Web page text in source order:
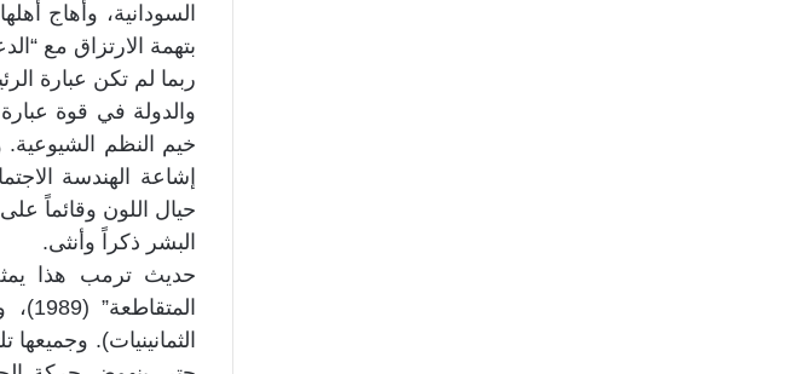
بتهمة الارتزاق مع
ربما لم تكن عبارة
والدولة في قوة
خيم النظم الشيوعية.
إشاعة الهندسة
حيال اللون وقائماً
البشر ذكراً وأنثى.
حديث ترمب هذا يمثل
الثمانينيات).